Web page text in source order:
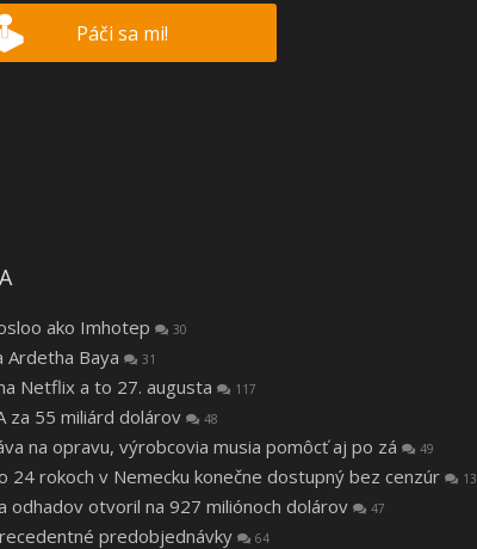
Páči sa mi!
ako Imhotep 30
Ardetha Baya 31
Netflix a to 27. augusta 117
za 55 miliárd dolárov 48
na opravu, výrobcovia musia pomôcť aj po zá 49
24 rokoch v Nemecku konečne dostupný bez cenzúr 13
odhadov otvoril na 927 miliónoch dolárov 47
predobjednávky 64